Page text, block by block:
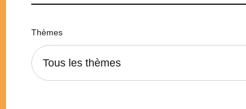
Thèmes
Tous les thèmes